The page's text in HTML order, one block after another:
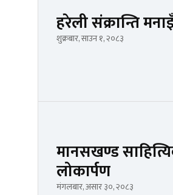
हरेली संक्रान्ति
शुक्रबार, साउन १, २०८३
मानसखण्ड
लोकार्पण
मंगलबार, असार ३०, २०८३